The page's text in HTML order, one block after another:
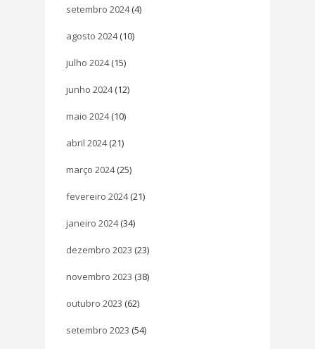
setembro 2024(4)
agosto 2024(10)
julho 2024(15)
junho 2024(12)
maio 2024(10)
abril 2024(21)
março 2024(25)
fevereiro 2024(21)
janeiro 2024(34)
dezembro 2023 (23)
novembro 2023 (38)
outubro 2023 (62)
setembro 2023 (54)